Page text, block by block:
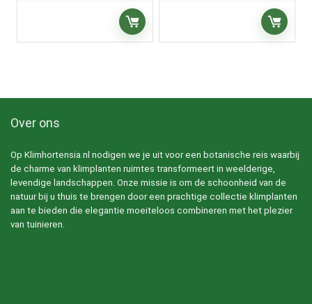
Over ons
Op Klimhortensia.nl nodigen we je uit voor een botanische reis waarbij
de charme van klimplanten ruimtes transformeert in weelderige,
levendige landschappen. Onze missie is om de schoonheid van de
natuur bij u thuis te brengen door een prachtige collectie klimplanten
aan te bieden die elegantie moeiteloos combineren met het plezier
van tuinieren.